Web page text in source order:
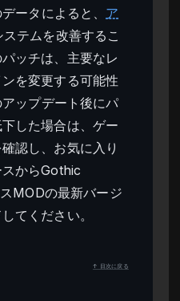
ータによると、 ア
テムを改善するこ
ッチは、主要なレ
を変更する可能性
ップデート後にパ
した場合は、ゲー
認し、お気に入り
からGothic
MODの最新バージ
てください。
↑ 目次に戻る